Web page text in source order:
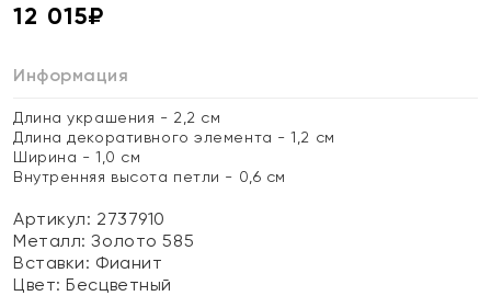
12 015₽
Информация
Длина украшения - 2,2 см
Длина декоративного элемента - 1,2 см
Ширина - 1,0 см
Внутренняя высота петли - 0,6 см
Артикул: 2737910
Металл:Золото 585
Вставки: Фианит
Цвет:Бесцветный